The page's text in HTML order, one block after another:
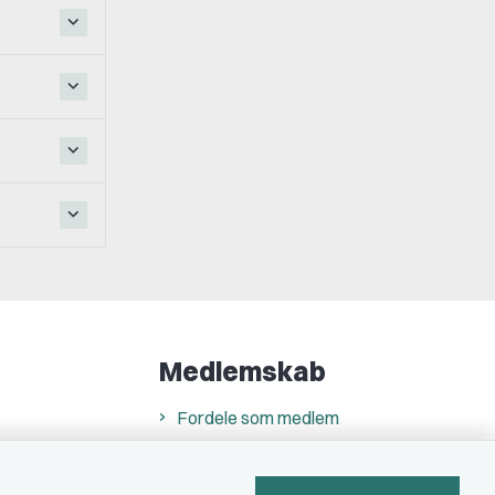
Medlemskab
Fordele som medlem